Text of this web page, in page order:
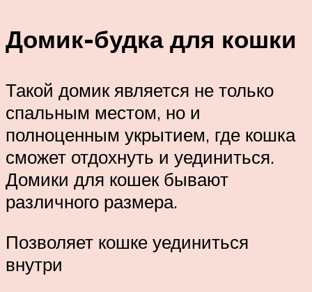
Домик-будка для кошки
Такой домик является не только
спальным местом, но и
полноценным укрытием, где кошка
сможет отдохнуть и уединиться.
Домики для кошек бывают
различного размера.
Позволяет кошке уединиться
внутри